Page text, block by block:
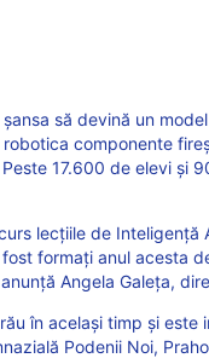
să devină un
componente
17.600 de elevi și
lecțiile de Inteligență
formați anul acesta
Angela Galeța,
în același timp și este
Podenii Noi,